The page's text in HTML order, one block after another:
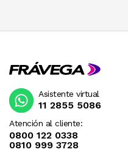
Atención al cliente:
0800 122 0338
0810 999 3728
Asistente virtual
11 2855 5086